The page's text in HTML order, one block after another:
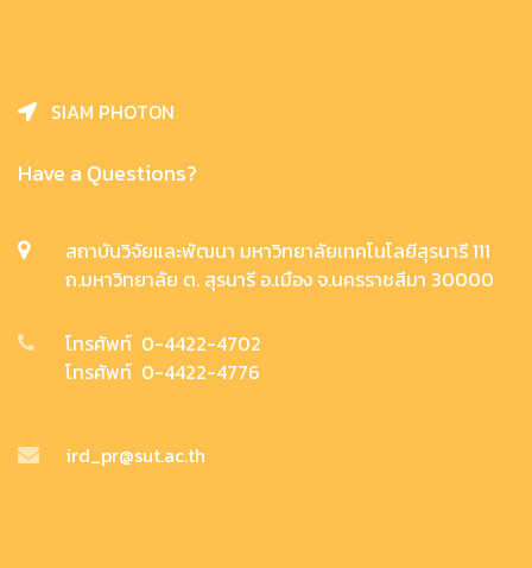
SIAM PHOTON
Have a Questions?
สถาบันวิจัยและพัฒนา มหาวิทยาลัยเทคโนโลยีสุรนารี 111
ถ.มหาวิทยาลัย ต. สุรนารี อ.เมือง จ.นครราชสีมา 30000
โทรศัพท์ 0-4422-4702
โทรศัพท์ 0-4422-4776
ird_pr@sut.ac.th